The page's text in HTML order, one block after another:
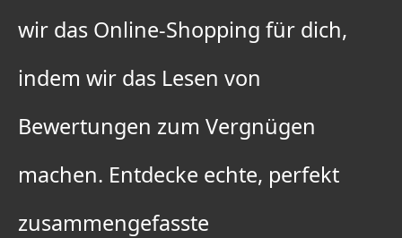
wir das Online-Shopping für dich,
indem wir das Lesen von
Bewertungen zum Vergnügen
machen. Entdecke echte, perfekt
zusammengefasste